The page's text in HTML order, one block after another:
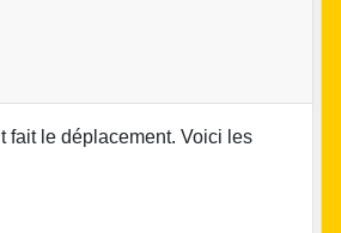
fait le déplacement. Voici les